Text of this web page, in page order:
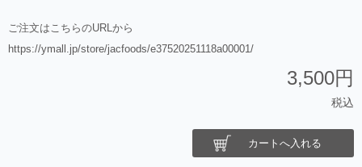
ご注文はこちらのURLから
https://ymall.jp/store/jacfoods/e37520251118a00001/
3,500円
税込
カートへ入れる